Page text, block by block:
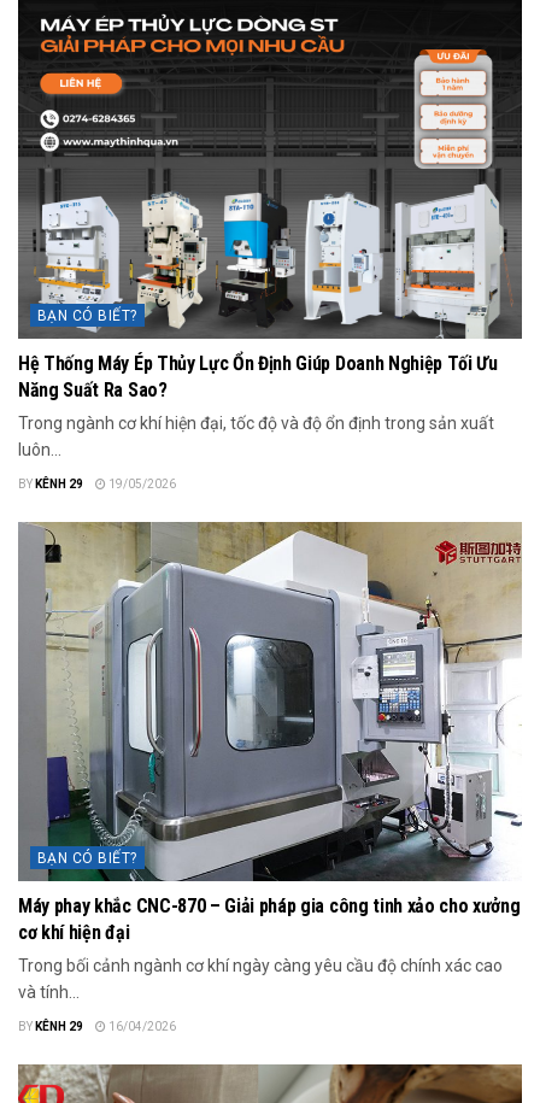
BẠN CÓ BIẾT?
Hệ Thống Máy Ép Thủy Lực Ổn Định Giúp Doanh Nghiệp Tối Ưu
Năng Suất Ra Sao?
Trong ngành cơ khí hiện đại, tốc độ và độ ổn định trong sản xuất
luôn...
BY KÊNH 29 19/05/2026
BẠN CÓ BIẾT?
Máy phay khắc CNC-870 – Giải pháp gia công tinh xảo cho xưởng
cơ khí hiện đại
Trong bối cảnh ngành cơ khí ngày càng yêu cầu độ chính xác cao
và tính...
BY KÊNH 29 16/04/2026